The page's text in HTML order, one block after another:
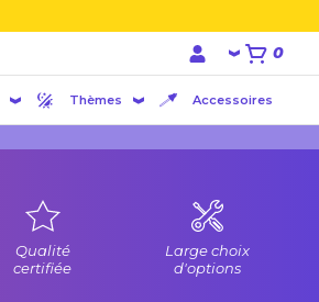
0
Thèmes Accessoires
Qualité
certifiée
Large choix
d'options